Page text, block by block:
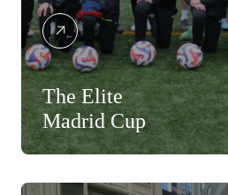
The Elite
Madrid Cup